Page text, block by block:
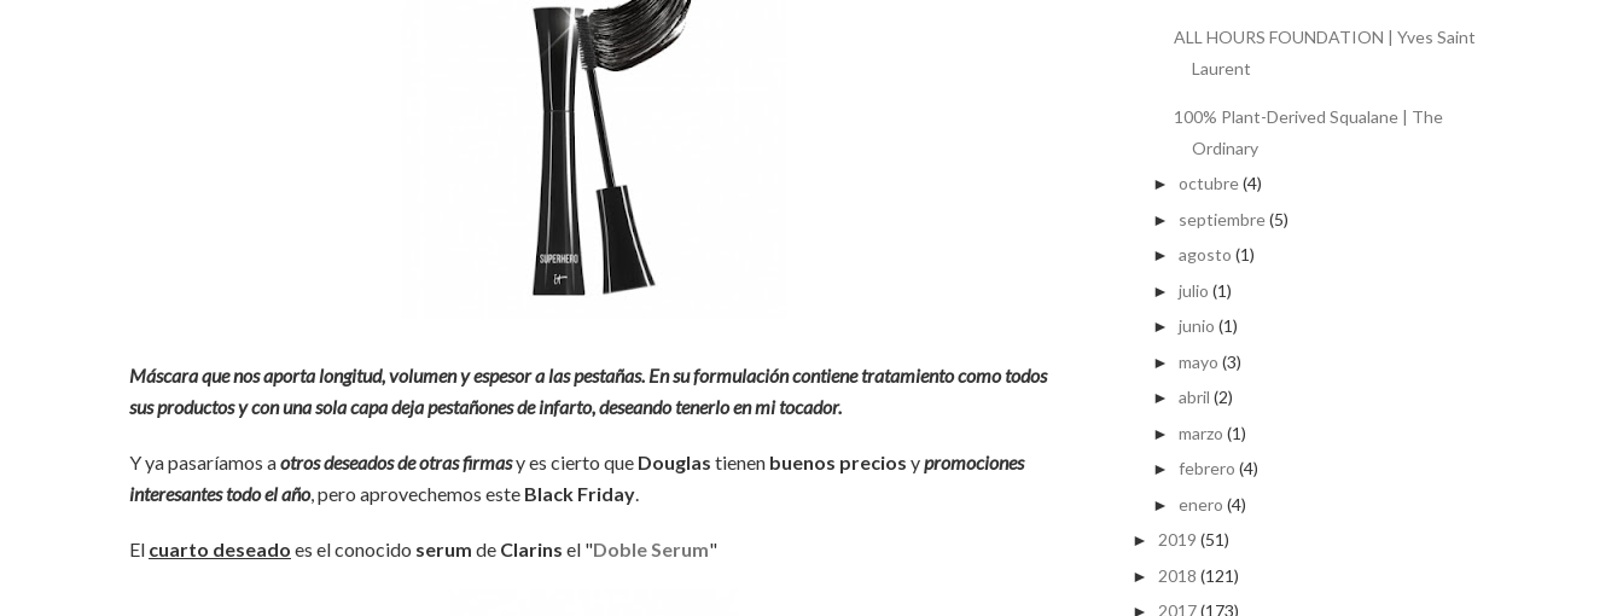
Máscara que nos aporta longitud, volumen y espesor a las pestañas. En su formulación contiene tratamiento como todos
sus productos y con una sola capa deja pestañones de infarto, deseando tenerlo en mi tocador.
Y ya pasaríamos aotros deseados de otras firmasy es cierto que Douglas tienen buenos precios ypromociones
interesantes todo el año, pero aprovechemos este Black Friday
El cuarto deseado es el conocido serum de Clarins el "Doble Serum"
ALL HOURS FOUNDATION | Yves Saint
Laurent
100% Plant-Derived Squalane | The
Ordinary
► octubre(4)
► septiembre(5)
► agosto (1)
► julio (1)
► junio (1)
► mayo (3)
► abril (2)
► marzo (1)
► febrero (4)
► enero (4)
► 2019 (51)
► 2018 (121)
► 2017(173)